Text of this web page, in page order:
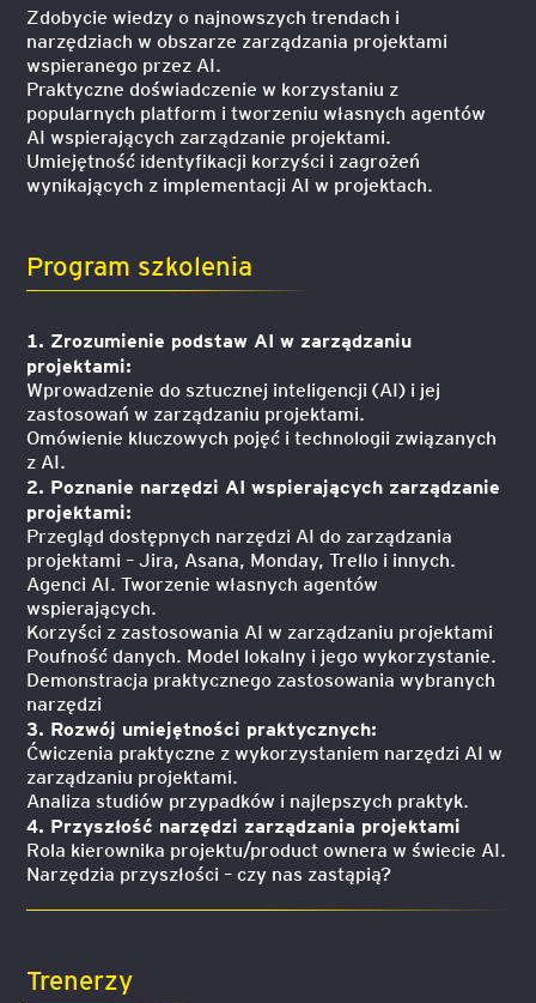
Zdobycie wiedzy o najnowszych trendach i
narzędziach w obszarze zarządzania projektami
wspieranego przez AI.
Praktyczne doświadczenie w korzystaniu z
popularnych platform i tworzeniu własnych agentów
AI wspierających zarządzanie projektami.
Umiejętność identyfikacji korzyści i zagrożeń
wynikających z implementacji AI w projektach.
Program szkolenia
1. Zrozumienie podstaw AI w zarządzaniu
projektami:
Wprowadzenie do sztucznej inteligencji (AI) i jej
zastosowań w zarządzaniu projektami.
Omówienie kluczowych pojęć i technologii związanych
z AI.
2. Poznanie narzędzi AI wspierających zarządzanie
projektami:
Przegląd dostępnych narzędzi AI do zarządzania
projektami – Jira, Asana, Monday, Trello i innych.
Agenci AI. Tworzenie własnych agentów
wspierających.
Korzyści z zastosowania AI w zarządzaniu projektami
Poufność danych. Model lokalny i jego wykorzystanie.
Demonstracja praktycznego zastosowania wybranych
narzędzi
3. Rozwój umiejętności praktycznych:
Ćwiczenia praktyczne z wykorzystaniem narzędzi AI w
zarządzaniu projektami.
Analiza studiów przypadków i najlepszych praktyk.
4. Przyszłość narzędzi zarządzania projektami
Rola kierownika projektu/product ownera w świecie AI.
Narzędzia przyszłości – czy nas zastąpią?
Trenerzy